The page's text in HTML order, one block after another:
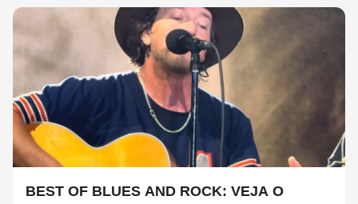
BEST OF BLUES AND ROCK: VEJA O